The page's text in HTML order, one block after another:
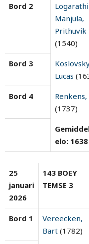
Bord 2
Manjula,
Prithuvik
(1540)
Bord 3
Lucas
Bord 4
(1737)
elo: 1638
25
januari
2026
143 BOEY
TEMSE 3
Bord 1
Vereecken,
Bart (1782)